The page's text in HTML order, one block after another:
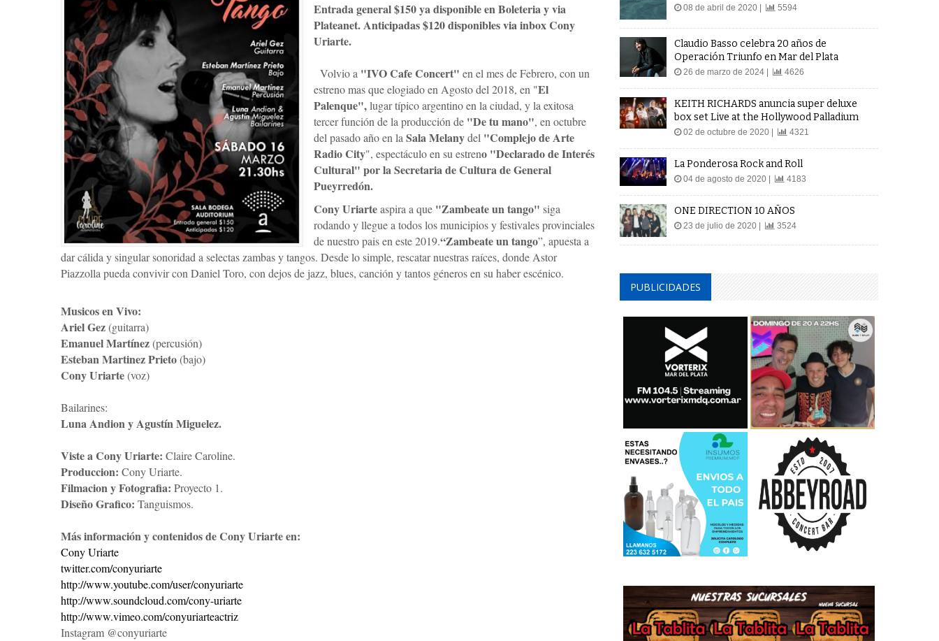
Entrada general $150 ya disponible en Boleteria y via
Plateanet. Anticipadas $120 disponibles via inbox Cony
Uriarte.
Volvio a "IVO Cafe Concert" en el mes de Febrero, con un
estreno mas que elogiado en Agosto del 2018, en "El
Palenque",lugar típico argentino en la ciudad, y la exitosa
tercer función de la producción de"De tu mano", en octubre
del pasado año en laSala Melanydel "Complejo de Arte
Radio City", espectáculo en su estreno "Declarado de Interés
Cultural" por la Secretaria de Cultura de General
Pueyrredón.
Cony Uriarteaspira a que "Zambeate un tango" siga
rodando y llegue a todos los municipios y festivales provinciales
de nuestro pais en este 2019.“Zambeate un tango”, apuesta a
dar cálida y singular sonoridad a selectas zambas y tangos. Desde lo simple, rescatar nuestras raíces, donde Astor
Piazzolla pueda convivir con Daniel Toro, con dejos de jazz, blues, canción y tantos géneros en su haber escénico.
Musicos en Vivo:
Ariel Gez(guitarra)
Emanuel Martínez(percusión)
Esteban Martinez Prieto(bajo)
Cony Uriarte(voz)
Bailarines:
Luna Andion y Agustín Miguelez.
Viste a Cony Uriarte: Claire Caroline.
Produccion: Cony Uriarte.
Filmacion y Fotografia: Proyecto 1.
Diseño Grafico: Tanguismos.
Más información y contenidos de Cony Uriarte en:
Cony Uriarte
twitter.com/conyuriarte
http://www.youtube.com/user/conyuriarte
http://www.soundcloud.com/cony-uriarte
http://www.vimeo.com/conyuriarteactriz
Instagram @conyuriarte
08 de abril de 2020 | 5594
Claudio Basso celebra 20 años de
Operación Triunfo en Mar del Plata
26 de marzo de 2024 | 4626
KEITH RICHARDS anuncia super deluxe
box set Live at the Hollywood Palladium
02 de octubre de 2020 | 4321
La Ponderosa Rock and Roll
04 de agosto de 2020 | 4183
ONE DIRECTION 10 AÑOS
23 de julio de 2020 | 3524
PUBLICIDADES